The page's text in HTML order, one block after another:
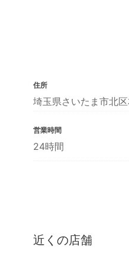
住所
埼玉県さいたま市北
営業時間
24時間
近くの店舗